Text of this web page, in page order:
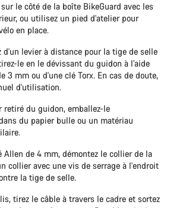
le côté de la boîte BikeGuard avec les
ou utilisez un pied d'atelier pour
en place.
d'un levier à distance pour la tige de selle
le en le dévissant du guidon à l'aide
3 mm ou d'une clé Torx. En cas de doute,
d'utilisation.
retiré du guidon, emballez-le
du papier bulle ou un matériau
Allen de 4 mm, démontez le collier de la
collier avec une vis de serrage à l'endroit
la tige de selle.
tirez le câble à travers le cadre et sortez